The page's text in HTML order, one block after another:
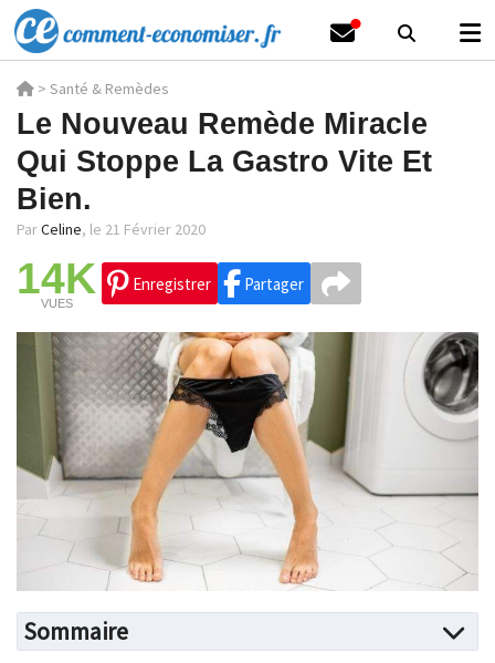
> Santé & Remèdes
Le Nouveau Remède Miracle
Qui Stoppe La Gastro Vite Et
Bien.
ParCeline, le 21 Février 2020
14K
VUES
Enregistrer Partager
Sommaire